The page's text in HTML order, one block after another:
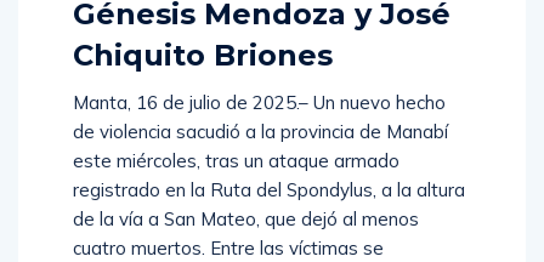
Génesis Mendoza y José
Chiquito Briones
Manta, 16 de julio de 2025.– Un nuevo hecho
de violencia sacudió a la provincia de Manabí
este miércoles, tras un ataque armado
registrado en la Ruta del Spondylus, a la altura
de la vía a San Mateo, que dejó al menos
cuatro muertos. Entre las víctimas se